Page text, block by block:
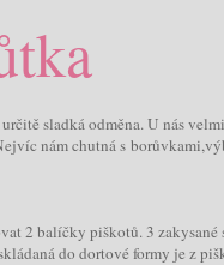
sladká odměna. U nás
nám chutná s
2 balíčky piškotů. 3 zakysané
do dortové formy je z